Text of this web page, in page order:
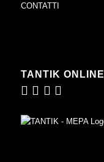
CONTATTI
TANTIK ONLINE